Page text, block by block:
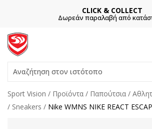
CLICK & COLLECT
Δωρεάν παραλαβή από
Αναζήτηση στον ιστότοπο
Sport Vision Προϊόντα Παπούτσια
Sneakers
Nike WMNS NIKE REACT